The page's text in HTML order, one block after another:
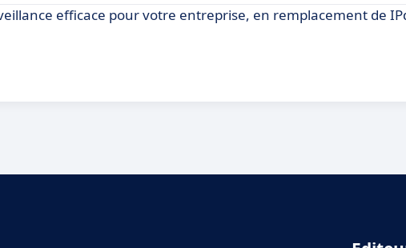
efficace pour votre entreprise, en remplacement de